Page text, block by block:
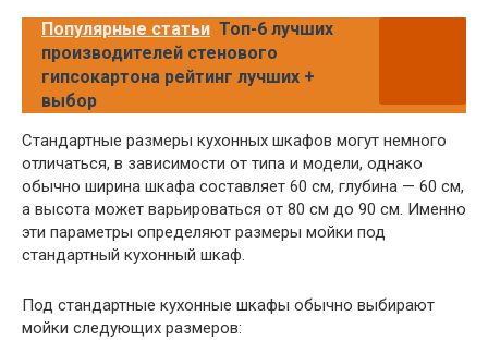
Популярные статьи Топ-6 лучших
производителей стенового
гипсокартона рейтинг лучших +
выбор
Стандартные размеры кухонных шкафов могут немного
отличаться, в зависимости от типа и модели, однако
обычно ширина шкафа составляет 60 см, глубина — 60 см,
а высота может варьироваться от 80 см до 90 см. Именно
эти параметры определяют размеры мойки под
стандартный кухонный шкаф.
Под стандартные кухонные шкафы обычно выбирают
мойки следующих размеров: